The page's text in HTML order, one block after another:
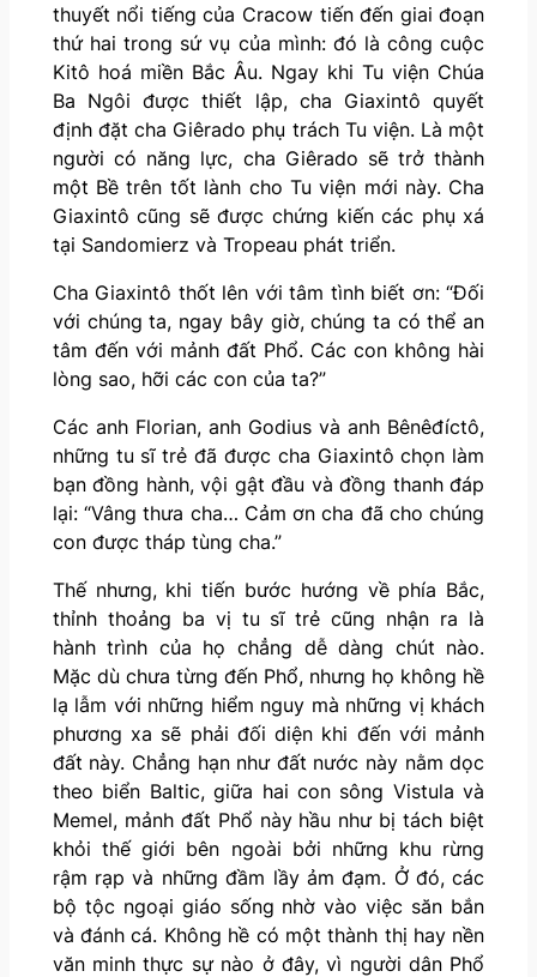
thuyết nổi tiếng của Cracow tiến đến giai đoạn
thứ hai trong sứ vụ của mình: đó là công cuộc
Kitô hoá miền Bắc Âu. Ngay khi Tu viện Chúa
Ba Ngôi được thiết lập, cha Giaxintô quyết
định đặt cha Giêrado phụ trách Tu viện. Là một
người có năng lực, cha Giêrado sẽ trở thành
một Bề trên tốt lành cho Tu viện mới này. Cha
Giaxintô cũng sẽ được chứng kiến các phụ xá
tại Sandomierz và Tropeau phát triển.
Cha Giaxintô thốt lên với tâm tình biết ơn: “Đối
với chúng ta, ngay bây giờ, chúng ta có thể an
tâm đến với mảnh đất Phổ. Các con không hài
lòng sao, hỡi các con của ta?”
Các anh Florian, anh Godius và anh Bênêđíctô,
những tu sĩ trẻ đã được cha Giaxintô chọn làm
bạn đồng hành, vội gật đầu và đồng thanh đáp
lại: “Vâng thưa cha… Cảm ơn cha đã cho chúng
con được tháp tùng cha.”
Thế nhưng, khi tiến bước hướng về phía Bắc,
thỉnh thoảng ba vị tu sĩ trẻ cũng nhận ra là
hành trình của họ chẳng dễ dàng chút nào.
Mặc dù chưa từng đến Phổ, nhưng họ không hề
lạ lẫm với những hiểm nguy mà những vị khách
phương xa sẽ phải đối diện khi đến với mảnh
đất này. Chẳng hạn như đất nước này nằm dọc
theo biển Baltic, giữa hai con sông Vistula và
Memel, mảnh đất Phổ này hầu như bị tách biệt
khỏi thế giới bên ngoài bởi những khu rừng
rậm rạp và những đầm lầy ảm đạm. Ở đó, các
bộ tộc ngoại giáo sống nhờ vào việc săn bắn
và đánh cá. Không hề có một thành thị hay nền
văn minh thực sự nào ở đây, vì người dân Phổ